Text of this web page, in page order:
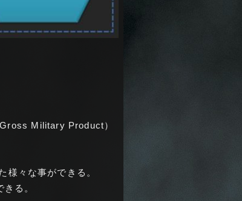
Military Product）
様々な事ができる。
る。